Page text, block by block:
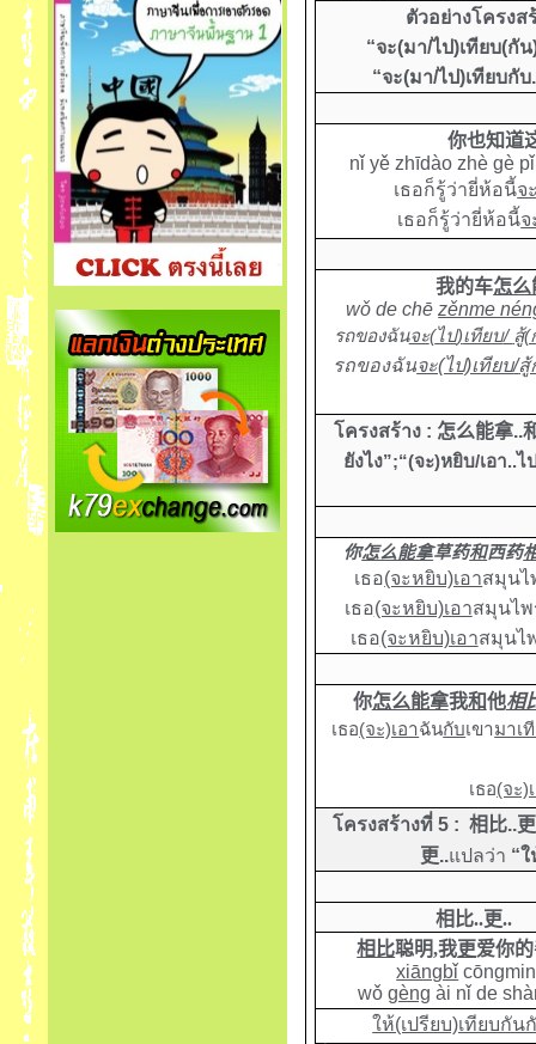
ตัวอย่างโครงส
“จะ(มา/ไป)เทียบ(กัน
“จะ(มา/ไป)เทียบกับ
你也知道
nǐ yě zhīdào zhè gè
เธอก็รู้ว่ายี่ห้อนี้จ
เธอก็รู้ว่ายี่ห้อนี้จ
我的车怎么
wǒ de chēzěnme
รถของฉันจะ(ไป)เทียบ/สู้(
รถของฉันจะ(ไป)เทียบ/สู้
โครงสร้าง : 怎么能拿..
ยังไง”;“(จะ)หยิบ/เอา..ไ
你怎么能拿草药和西药
เธอ(จะหยิบ)เอาสมุนไ
เธอ(จะหยิบ)เอาสมุนไพ
เธอ(จะหยิบ)เอาสมุนไ
你怎么能拿我和他相
เธอ(จะ)เอาฉันกับเขามาเ
เธอ(จะ)
โครงสร้างที่ 5 : 相比..更
更..แปลว่า “
相比..更..
相比聪明,我更爱你
xiāngbǐ
wǒ gèng ài nǐ de
ให้(เปรียบ)เทียบกัน